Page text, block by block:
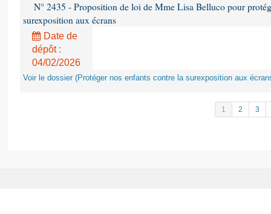
N° 2435 - Proposition de loi de Mme Lisa Belluco pour
surexposition aux écrans
Date de
dépôt :
04/02/2026
Voir le dossier (Protéger nos enfants contre la surexposition aux
1 2 3